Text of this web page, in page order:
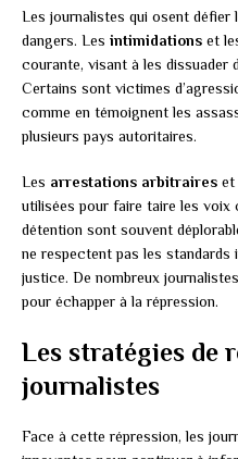
Les journalistes qui osent défier
dangers. Les intimidations et
courante, visant à les dissuader
Certains sont victimes
comme en témoignent les
plusieurs pays autoritaires.
Les arrestations arbitraires et
utilisées pour faire taire les voix
détention sont souvent
ne respectent pas les standards
justice. De nombreux
pour échapper à la répression.
Les stratégies de
journalistes
Face à cette répression, les